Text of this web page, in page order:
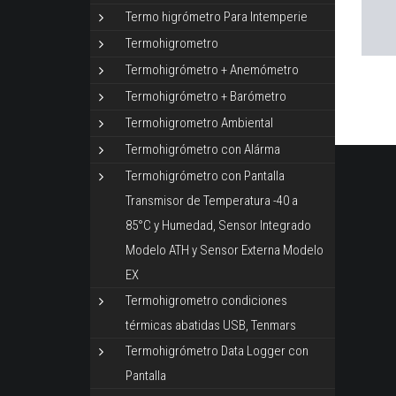
Termo higrómetro Para Intemperie
Termohigrometro
Termohigrómetro + Anemómetro
Termohigrómetro + Barómetro
Termohigrometro Ambiental
Termohigrómetro con Alárma
Termohigrómetro con Pantalla
Transmisor de Temperatura -40 a
85°C y Humedad, Sensor Integrado
Modelo ATH y Sensor Externa Modelo
EX
Termohigrometro condiciones
térmicas abatidas USB, Tenmars
Termohigrómetro Data Logger con
Pantalla